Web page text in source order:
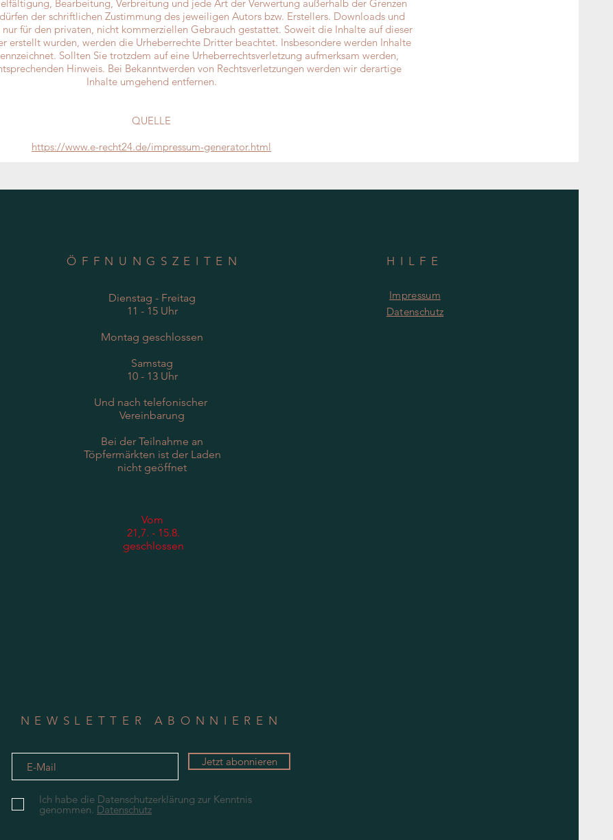
Bearbeitung, Verbreitung und jede Art der Verwertung außerhalb der Grenzen
der schriftlichen Zustimmung des jeweiligen Autors bzw. Erstellers. Downloads und
für den privaten, nicht kommerziellen Gebrauch gestattet. Soweit die Inhalte auf dieser
erstellt wurden, werden die Urheberrechte Dritter beachtet. Insbesondere werden Inhalte
Sollten Sie trotzdem auf eine Urheberrechtsverletzung aufmerksam werden,
Hinweis. Bei Bekanntwerden von Rechtsverletzungen werden wir derartige
Inhalte umgehend entfernen.
QUELLE
https://www.e-recht24.de/impressum-generator.html
ÖFFNUNGSZEITEN
Dienstag - Freitag
11 - 15 Uhr
Montag geschlossen
Samstag
10 - 13 Uhr
Und nach telefonischer
Vereinbarung
Bei der Teilnahme an
Töpfermärkten ist der Laden
nicht geöffnet
Vom​
21,7. - 15.8.
geschlossen
HILFE
Impressum
Datenschutz
NEWSLETTER ABONNIEREN
Jetzt abonnieren
Ich habe die Datenschutzerklärung zur Kenntnis
genommen. Datenschutz